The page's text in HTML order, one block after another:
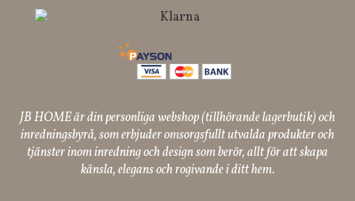
JB HOME är din personliga webshop (tillhörande lagerbutik) och
inredningsbyrå, som erbjuder omsorgsfullt utvalda produkter och
tjänster inom inredning och design som berör, allt för att skapa
känsla, elegans och rogivande i ditt hem.